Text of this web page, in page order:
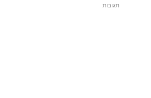
תגובות